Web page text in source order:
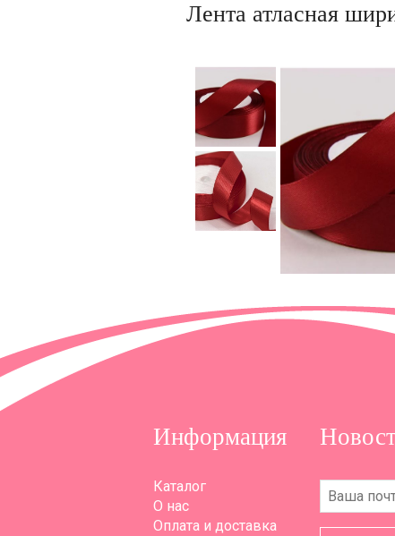
Лента атласная
Информация
Каталог
О нас
Оплата и доставка